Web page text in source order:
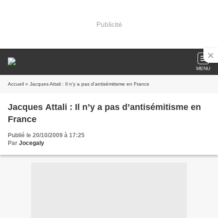
Publicité
MENU
Accueil » Jacques Attali : Il n’y a pas d’antisémitisme en France
Jacques Attali : Il n’y a pas d’antisémitisme en
France
Publié le 20/10/2009 à 17:25
Par Jocegaly